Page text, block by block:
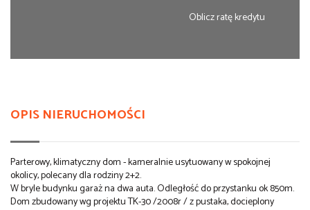
Oblicz ratę kredytu
OPIS NIERUCHOMOŚCI
Parterowy, klimatyczny dom - kameralnie usytuowany w spokojnej
okolicy, polecany dla rodziny 2+2.
W bryle budynku garaż na dwa auta. Odległość do przystanku ok 850m.
Dom zbudowany wg projektu TK-30 /2008r / z pustaka, docieplony